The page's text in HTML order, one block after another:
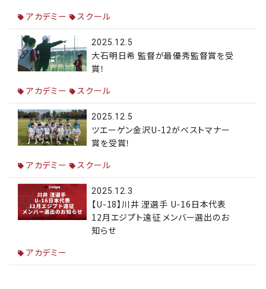
アカデミー
スクール
2025.12.5
大石明日希 監督が最優秀監督賞を受
賞！
アカデミー
スクール
2025.12.5
ツエーゲン金沢U-12がベストマナー
賞を受賞！
アカデミー
スクール
2025.12.3
【U-18】川井 浬選手 U-16日本代表
12月エジプト遠征 メンバー選出のお
知らせ
アカデミー